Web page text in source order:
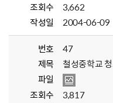
조회수
3,662
작성일
2004-06-09
번호
47
제목
철성중학교
파일
조회수
3,817